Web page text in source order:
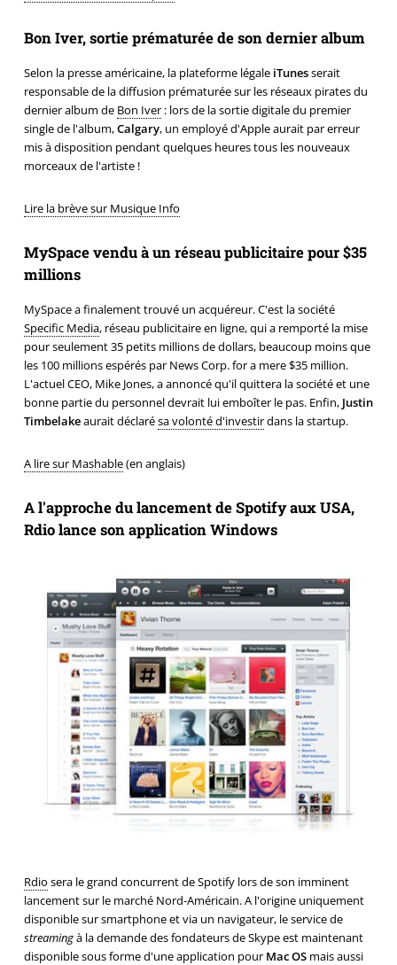
Bon Iver, sortie prématurée de son dernier album
Selon la presse américaine, la plateforme légale iTunesserait
responsable de la diffusion prématurée sur les réseaux pirates du
dernier album de Bon Iver: lors de la sortie digitale du premier
single de l'album,Calgary, un employé d'Apple aurait par erreur
mis à disposition pendant quelques heures tous les nouveaux
morceaux de l'artiste !
Lire la brève sur Musique Info
MySpace vendu à un réseau publicitaire pour $35
millions
MySpace a finalement trouvé un acquéreur. C'est la société
Specific Media, réseau publicitaire en ligne, qui a remporté la mise
pour seulement 35 petits millions de dollars, beaucoup moins que
les 100 millions espérés par News Corp. for a mere $35 million.
L'actuel CEO, Mike Jones, a annoncé qu'il quittera la société et une
bonne partie du personnel devrait lui emboîter le pas. Enfin, Justin
Timbelakeaurait déclarésa volonté d'investirdans la startup.
A lire sur Mashable(en anglais)
A l'approche du lancement de Spotify aux USA,
Rdio lance son application Windows
Rdio sera le grand concurrent de Spotify lors de son imminent
lancement sur le marché Nord-Américain. A l'origine uniquement
disponible sur smartphone et via un navigateur, le service de
streamingà la demande des fondateurs de Skype est maintenant
disponible sous forme d'une application pour Mac OSmais aussi